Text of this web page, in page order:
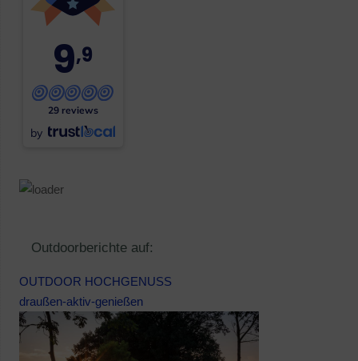
9,9
29 reviews
by
Outdoorberichte auf:
OUTDOOR HOCHGENUSS
draußen-aktiv-genießen